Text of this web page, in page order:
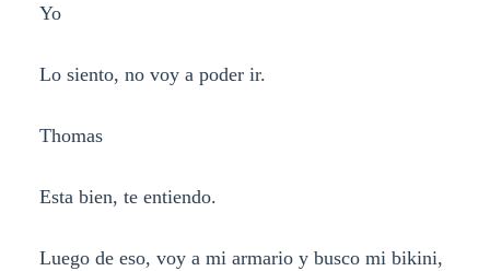
Yo
Lo siento, no voy a poder ir.
Thomas
Esta bien, te entiendo.
Luego de eso, voy a mi armario y busco mi bikini,